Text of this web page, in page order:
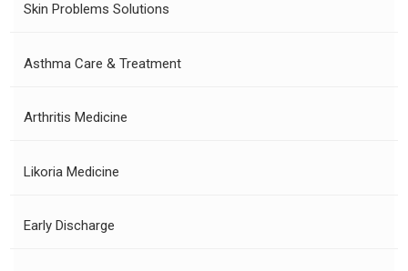
Skin Problems Solutions
Asthma Care & Treatment
Arthritis Medicine
Likoria Medicine
Early Discharge